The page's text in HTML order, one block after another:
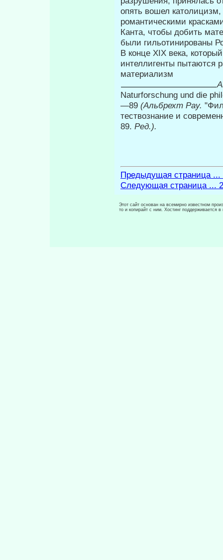
опять вошел
романтическими
Канта, чтобы добить
были гильотинированы
В конце XIX века,
интел­лигенты пытаются
материализм
Naturforschung und die
—89 (Альбрехт Pay.
тествознание и
89. Ред.).
Предыдущая страница ...
Следующая страница ...
Этот сайт основан на всемирно известном
то и копирайт с ним. Хостинг поддерживается